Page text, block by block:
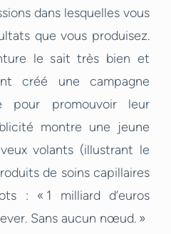
dans lesquelles vous
que vous produisez.
le sait très bien et
créé une campagne
pour promouvoir leur
montre une jeune
volants (illustrant le
de soins capillaires
: « 1 milliard d’euros
Sans aucun nœud. »